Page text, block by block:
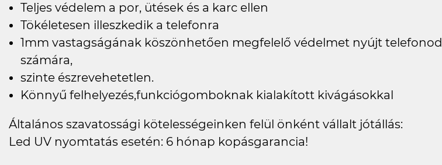
Teljes védelem a por, ütések és a karc ellen
Tökéletesen illeszkedik a telefonra
1mm vastagságának köszönhetően megfelelő védelmet nyújt telefonod
számára,
szinte észrevehetetlen.
Könnyű felhelyezés,funkciógomboknak kialakított kivágásokkal
Általános szavatossági kötelességeinken felül önként vállalt jótállás:
Led UV nyomtatás esetén: 6 hónap kopásgarancia!